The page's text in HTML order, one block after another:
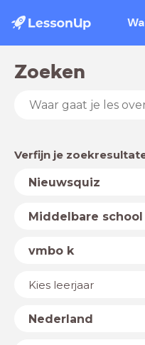
Zoeken
Verfijn je
VakNieuwsquiz
Schooltype
Middelbare school
Niveau
vmbo k
JaarKies leerjaar
LandNederland